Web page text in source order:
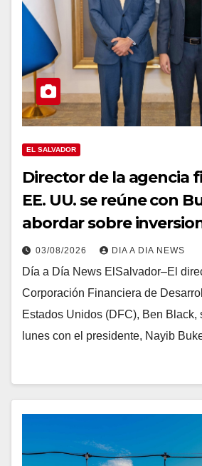
EL SALVADOR
Director de la agencia
EE. UU. se reúne con
abordar sobre
03/08/2026 DIA A DIA NEWS
Día a Día News ElSalvador–El
Corporación Financiera de
Estados Unidos (DFC), Ben Black,
lunes con el presidente, Nayib